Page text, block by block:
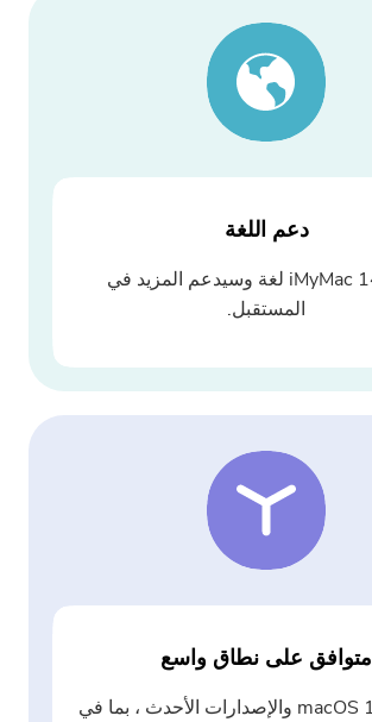
دعم اللغة
يدعم iMyMac 14 لغة وسيدعم المزيد في
المستقبل.
متوافق على نطاق واسع
دعم macOS 10.13 والإصدارات الأحدث ، بما في